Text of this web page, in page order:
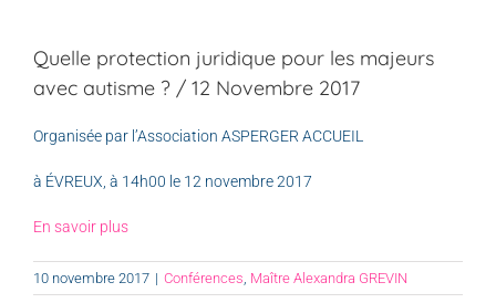
Quelle protection juridique pour les majeurs
avec autisme ? / 12 Novembre 2017
Organisée par l’Association ASPERGER ACCUEIL
à ÉVREUX, à 14h00 le 12 novembre 2017
En savoir plus
10 novembre 2017 | Conférences Maître Alexandra GREVIN